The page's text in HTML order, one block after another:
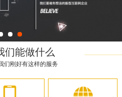
们能做什么
们刚好有这样的服务